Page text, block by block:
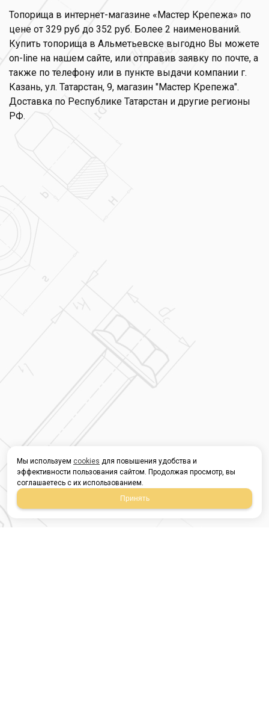
Топорища в интернет-магазине «Мастер Крепежа» по
цене от 329 руб до 352 руб. Более 2 наименований.
Купить топорища в Альметьевске выгодно Вы можете
on-line на нашем сайте, или отправив заявку по почте, а
также по телефону или в пункте выдачи компании г.
Казань, ул. Татарстан, 9, магазин "Мастер Крепежа".
Доставка по Республике Татарстан и другие регионы
РФ.
Мы используем cookies для повышения удобства и
эффективности пользования сайтом. Продолжая просмотр, вы
соглашаетесь с их использованием.
Принять